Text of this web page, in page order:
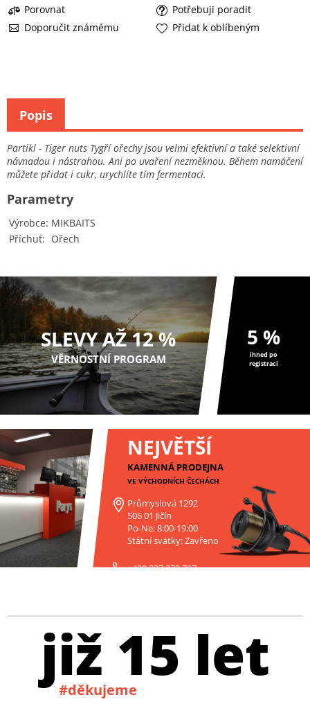
Porovnat
Potřebuji poradit
Doporučit známému
Přidat k oblíbeným
Partikl - Tiger nuts Tygří ořechy jsou velmi efektivní a také selektivní
návnadou i nástrahou. Ani po uvaření nezměknou. Během namáčení
můžete přidat i cukr, urychlíte tím fermentaci.
Výrobce MIKBAITS
Příchuť
Ořech
Parametry
Popis
SLEVY AŽ 12 %
VĚRNOSTNÍ PROGRAM
5 %
ihned po
registraci
NEJVĚTŠÍ
KAMENNÁ PRODEJNA
VE VÝCHODNÍCH ČECHÁCH
Průmyslová 1292
506 01 Jičín
Po-Ne: 8:00-19:00
Státní svátky: Zavřeno
+420 227 272 797
již 15 let
#děkujeme